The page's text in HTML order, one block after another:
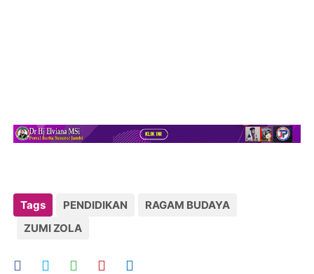
Tags PENDIDIKAN
RAGAM BUDAYA
ZUMI ZOLA